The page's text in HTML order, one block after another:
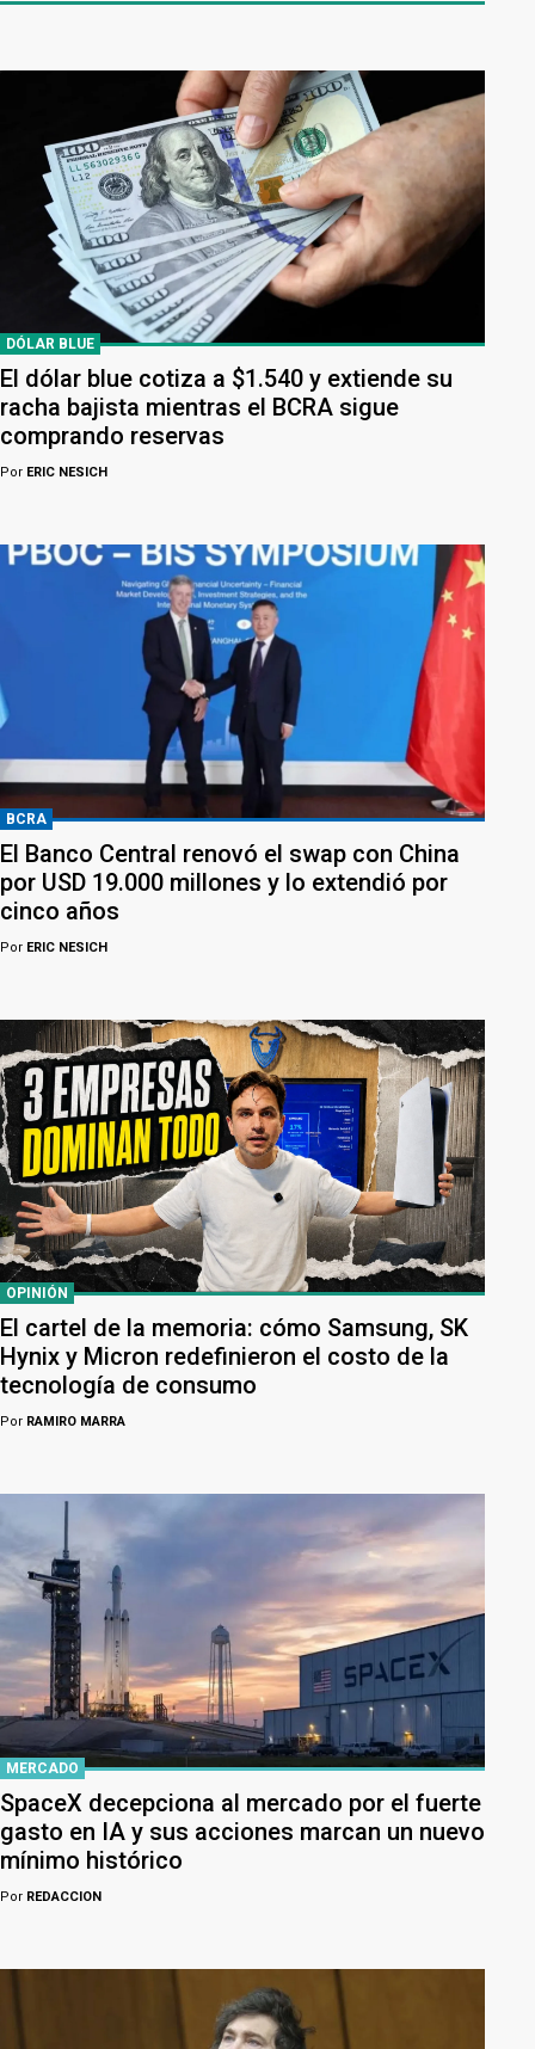
DÓLAR BLUE
El dólar blue cotiza a $1.540 y extiende su
racha bajista mientras el BCRA sigue
comprando reservas
Por ERIC NESICH
BCRA
El Banco Central renovó el swap con China
por USD 19.000 millones y lo extendió por
cinco años
Por ERIC NESICH
OPINIÓN
El cartel de la memoria: cómo Samsung, SK
Hynix y Micron redefinieron el costo de la
tecnología de consumo
Por RAMIRO MARRA
MERCADO
SpaceX decepciona al mercado por el fuerte
gasto en IA y sus acciones marcan un nuevo
mínimo histórico
Por REDACCION